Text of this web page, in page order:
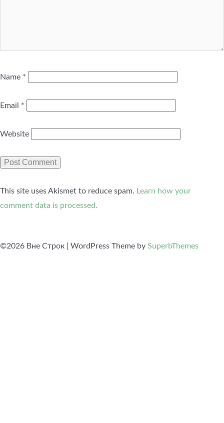
Name *
Email *
Website
This site uses Akismet to reduce spam. Learn how your
comment data is processed.
©2026 Вне Строк | WordPress Theme by SuperbThemes